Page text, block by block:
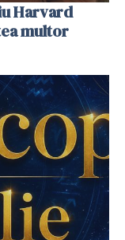
Harvard
multor